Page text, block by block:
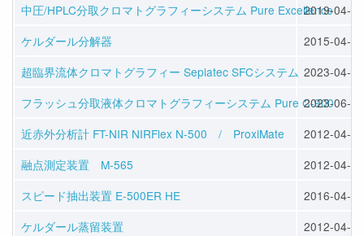
中圧/HPLC分取クロマトグラフィーシステム Pure Excellence
2019-04-22
ケルダール分解器
2015-04-10
超臨界流体クロマトグラフィー Sepiatec SFCシステム 2023-04-14
フラッシュ分取液体クロマトグラフィーシステム Pure C-900
2023-06-07
近赤外分析計 FT-NIR NIRFlex N-500 / ProxiMate
2012-04-23
融点測定装置 M-565
2012-04-23
スピード抽出装置 E-500ER HE
2016-04-13
ケルダール蒸留装置
2012-04-25